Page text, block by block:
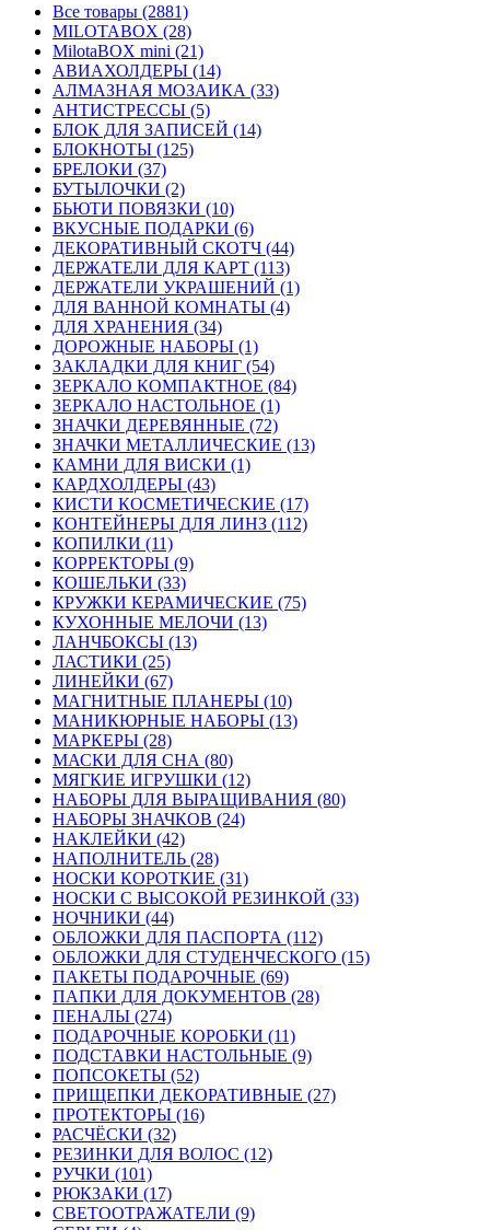
Все товары (2881)
MILOTABOX (28)
MilotaBOX mini (21)
АВИАХОЛДЕРЫ (14)
АЛМАЗНАЯ МОЗАИКА (33)
АНТИСТРЕССЫ (5)
БЛОК ДЛЯ ЗАПИСЕЙ (14)
БЛОКНОТЫ (125)
БРЕЛОКИ (37)
БУТЫЛОЧКИ (2)
БЬЮТИ ПОВЯЗКИ (10)
ВКУСНЫЕ ПОДАРКИ (6)
ДЕКОРАТИВНЫЙ СКОТЧ (44)
ДЕРЖАТЕЛИ ДЛЯ КАРТ (113)
ДЕРЖАТЕЛИ УКРАШЕНИЙ (1)
ДЛЯ ВАННОЙ КОМНАТЫ (4)
ДЛЯ ХРАНЕНИЯ (34)
ДОРОЖНЫЕ НАБОРЫ (1)
ЗАКЛАДКИ ДЛЯ КНИГ (54)
ЗЕРКАЛО КОМПАКТНОЕ (84)
ЗЕРКАЛО НАСТОЛЬНОЕ (1)
ЗНАЧКИ ДЕРЕВЯННЫЕ (72)
ЗНАЧКИ МЕТАЛЛИЧЕСКИЕ (13)
КАМНИ ДЛЯ ВИСКИ (1)
КАРДХОЛДЕРЫ (43)
КИСТИ КОСМЕТИЧЕСКИЕ (17)
КОНТЕЙНЕРЫ ДЛЯ ЛИНЗ (112)
КОПИЛКИ (11)
КОРРЕКТОРЫ (9)
КОШЕЛЬКИ (33)
КРУЖКИ КЕРАМИЧЕСКИЕ (75)
КУХОННЫЕ МЕЛОЧИ (13)
ЛАНЧБОКСЫ (13)
ЛАСТИКИ (25)
ЛИНЕЙКИ (67)
МАГНИТНЫЕ ПЛАНЕРЫ (10)
МАНИКЮРНЫЕ НАБОРЫ (13)
МАРКЕРЫ (28)
МАСКИ ДЛЯ СНА (80)
МЯГКИЕ ИГРУШКИ (12)
НАБОРЫ ДЛЯ ВЫРАЩИВАНИЯ (80)
НАБОРЫ ЗНАЧКОВ (24)
НАКЛЕЙКИ (42)
НАПОЛНИТЕЛЬ (28)
НОСКИ КОРОТКИЕ (31)
НОСКИ С ВЫСОКОЙ РЕЗИНКОЙ (33)
НОЧНИКИ (44)
ОБЛОЖКИ ДЛЯ ПАСПОРТА (112)
ОБЛОЖКИ ДЛЯ СТУДЕНЧЕСКОГО (15)
ПАКЕТЫ ПОДАРОЧНЫЕ (69)
ПАПКИ ДЛЯ ДОКУМЕНТОВ (28)
ПЕНАЛЫ (274)
ПОДАРОЧНЫЕ КОРОБКИ (11)
ПОДСТАВКИ НАСТОЛЬНЫЕ (9)
ПОПСОКЕТЫ (52)
ПРИЩЕПКИ ДЕКОРАТИВНЫЕ (27)
ПРОТЕКТОРЫ (16)
РАСЧЁСКИ (32)
РЕЗИНКИ ДЛЯ ВОЛОС (12)
РУЧКИ (101)
РЮКЗАКИ (17)
СВЕТООТРАЖАТЕЛИ (9)